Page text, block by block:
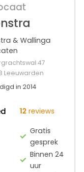
& Wallinga
47
Leeuwarden
in 2014
12 reviews
Gratis
gesprek
Binnen 24
uur